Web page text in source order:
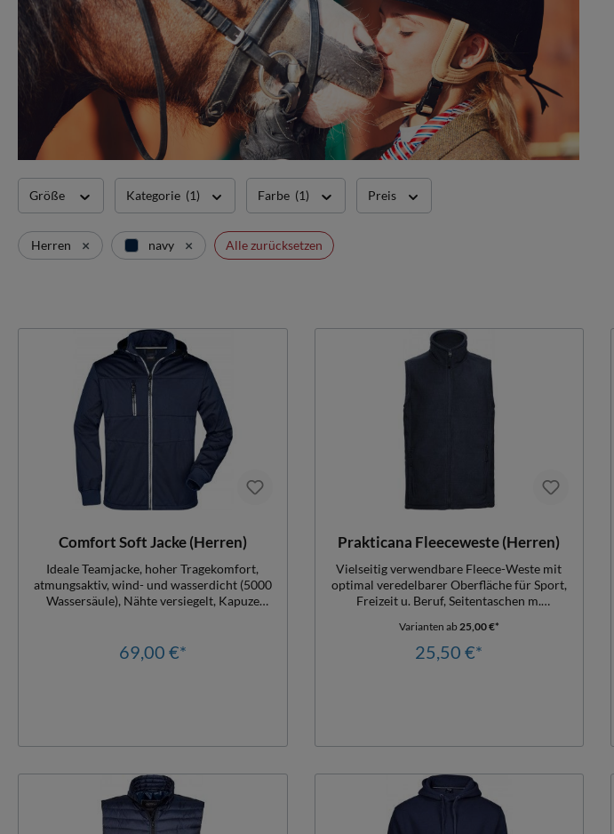
Größe Kategorie (1) Farbe (1) Preis
Herren × navy × Alle zurücksetzen
Comfort Soft Jacke (Herren)
Ideale Teamjacke, hoher Tragekomfort,
atmungsaktiv, wind- und wasserdicht (5000
Wassersäule), Nähte versiegelt, Kapuze
Leicht tailliert, Herren slim Material
285gr./qm, 100 % Polyester
69,00 €*
Prakticana Fleeceweste (Herren)
Vielseitig verwendbare Fleece-Weste mit
optimal veredelbarer Oberfläche für Sport,
Freizeit u. Beruf, Seitentaschen m.
Herren regulär,Material: 320gr./qm
Antipillingfleece, 100% Polyester
Varianten ab25,00 €*
25,50 €*